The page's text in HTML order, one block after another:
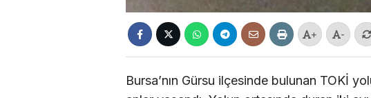
+ -
Bursa’nın Gürsu ilçesinde bulunan TOKİ